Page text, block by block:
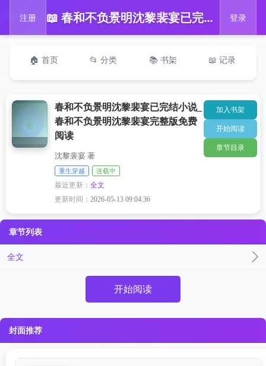
注册 📖 春和不负景明沈黎裴宴已完结小说_春和不负景明沈黎裴宴完整版免费阅读 登录
🏠 首页 📂 分类 📚 书架 📖 记录
春和不负景明沈黎裴宴已完结小说_
春和不负景明沈黎裴宴完整版免费
阅读
沈黎裴宴 著
重生穿越 连载中
最近更新：全文
更新时间：2026-05-13 09:04:36
加入书架
开始阅读
章节目录
章节列表
全文
开始阅读
封面推荐